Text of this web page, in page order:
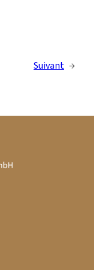
Suivant →